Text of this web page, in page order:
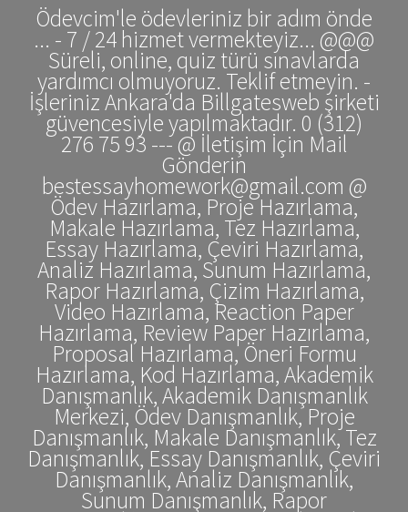
Ödevcim'le ödevleriniz bir adım önde
... - 7 / 24 hizmet vermekteyiz... @@@
Süreli, online, quiz türü sınavlarda
yardımcı olmuyoruz. Teklif etmeyin. -
İşleriniz Ankara'da Billgatesweb şirketi
güvencesiyle yapılmaktadır. 0 (312)
276 75 93 --- @ İletişim İçin Mail
Gönderin
bestessayhomework@gmail.com @
Ödev Hazırlama, Proje Hazırlama,
Makale Hazırlama, Tez Hazırlama,
Essay Hazırlama, Çeviri Hazırlama,
Analiz Hazırlama, Sunum Hazırlama,
Rapor Hazırlama, Çizim Hazırlama,
Video Hazırlama, Reaction Paper
Hazırlama, Review Paper Hazırlama,
Proposal Hazırlama, Öneri Formu
Hazırlama, Kod Hazırlama, Akademik
Danışmanlık, Akademik Danışmanlık
Merkezi, Ödev Danışmanlık, Proje
Danışmanlık, Makale Danışmanlık, Tez
Danışmanlık, Essay Danışmanlık, Çeviri
Danışmanlık, Analiz Danışmanlık,
Sunum Danışmanlık, Rapor